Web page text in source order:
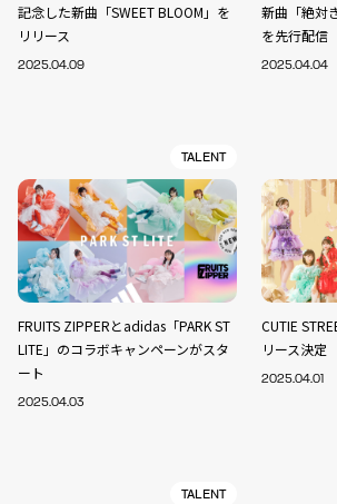
記念した新曲「SWEET BLOOM」を
リリース
2025.04.09
新曲「絶対
を先行配信
2025.04.04
TALENT
FRUITS ZIPPERとadidas「PARK ST
LITE」のコラボキャンペーンがスタ
ート
2025.04.03
CUTIE
リース決定
2025.04.01
TALENT